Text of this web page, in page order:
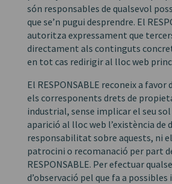
són responsables de qualsevol
que se’n pugui desprendre. El
autoritza expressament que
directament als continguts
en tot cas redirigir al lloc web
El RESPONSABLE reconeix a
els corresponents drets de
industrial, sense implicar el seu
aparició al lloc web l’existència de
responsabilitat sobre aquests, ni
patrocini o recomanació per part
RESPONSABLE. Per efectuar
d’observació pel que fa a